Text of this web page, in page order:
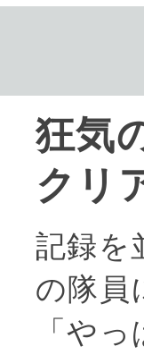
狂気
クリ
記録を
の隊員
「や